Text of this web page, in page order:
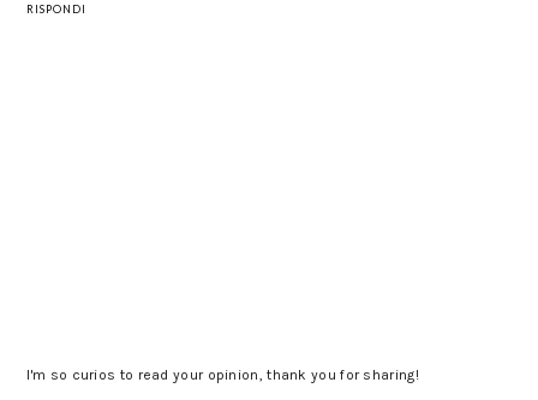
RISPONDI
I'm so curios to read your opinion, thank you for sharing!